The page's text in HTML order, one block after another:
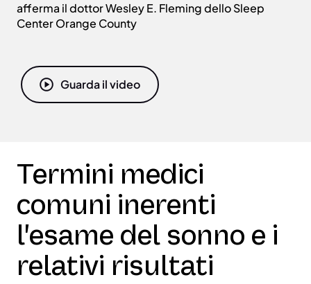
afferma il dottor Wesley E. Fleming dello Sleep
Center Orange County
Guarda il video
Termini medici
comuni inerenti
l'esame del sonno e i
relativi risultati